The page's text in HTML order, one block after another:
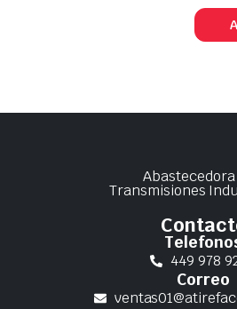
Abastecedora
Transmisiones
449 978
Correo